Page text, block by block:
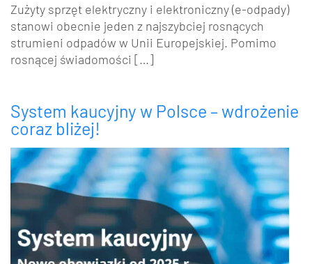
Zużyty sprzęt elektryczny i elektroniczny (e-odpady)
stanowi obecnie jeden z najszybciej rosnących
strumieni odpadów w Unii Europejskiej. Pomimo
rosnącej świadomości […]
System kaucyjny w Polsce – wdrożenie
coraz bliżej!